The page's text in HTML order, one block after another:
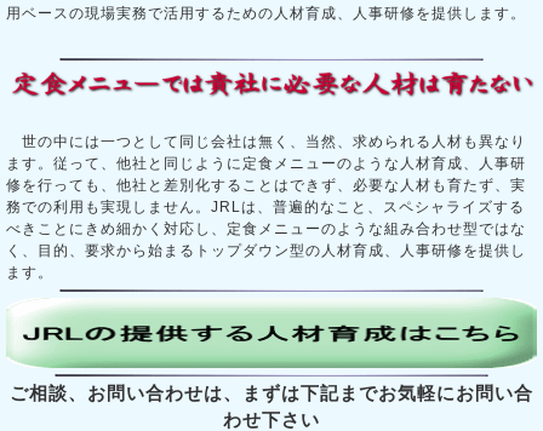
用ベースの現場実務で活用するための人材育成、人事研修を提供します。
世の中には一つとして同じ会社は無く、当然、求められる人材も異なり
ます。従って、他社と同じように定食メニューのような人材育成、人事研
修を行っても、他社と差別化することはできず、必要な人材も育たず、実
務での利用も実現しません。JRLは、普遍的なこと、スペシャライズする
べきことにきめ細かく対応し、定食メニューのような組み合わせ型ではな
く、目的、要求から始まるトップダウン型の人材育成、人事研修を提供し
ます。
ご相談、お問い合わせは、まずは下記までお気軽にお問い合
わせ下さい